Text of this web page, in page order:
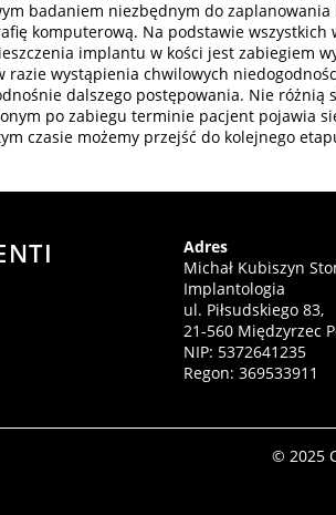
badaniem niezbędnym do
komputerową. Na podstawie
implantu w kości jest zabiegiem
razie wystąpienia chwilowych
dalszego postępowania. Nie
po zabiegu terminie pacjent pojawia
czasie możemy przejść do kolejnego
Adres
Michał Kubiszyn
Implantologia
ul. Piłsudskiego 83,
21-560 Międzyrzec
NIP: 5372641235
Regon: 369533911
© 2025